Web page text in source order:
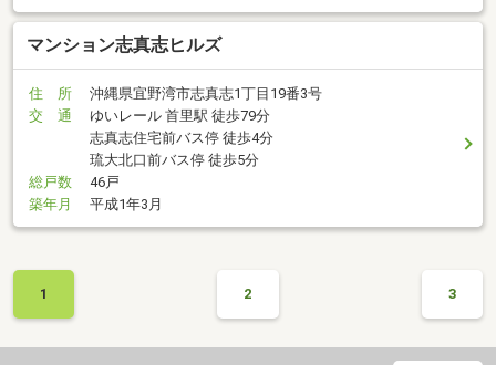
マンション志真志ヒルズ
住 所
沖縄県宜野湾市志真志1丁目19番3号
交 通
ゆいレール 首里駅 徒歩79分
志真志住宅前バス停 徒歩4分
琉大北口前バス停 徒歩5分
総戸数
46戸
築年月
平成1年3月
1 2 3